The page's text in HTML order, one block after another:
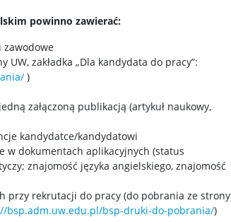
powinno zawierać:
zawodowe
zakładka „Dla kandydata do pracy”:
)
załączoną publikacją (artykuł naukowy,
kandydatce/kandydatowi
w dokumentach aplikacyjnych (status
znajomość języka angielskiego, znajomość
przy rekrutacji do pracy (do pobrania ze strony
bsp.adm.uw.edu.pl/bsp-druki-do-pobrania/)